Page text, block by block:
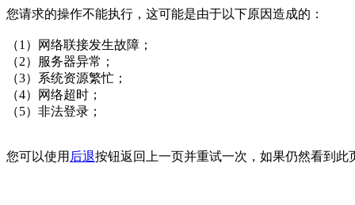
您请求的操作不能执行，这可能是由于以下原因造成的：
（1）网络联接发生故障；
（2）服务器异常；
（3）系统资源繁忙；
（4）网络超时；
（5）非法登录；
您可以使用 后退按钮返回上一页并重试一次，如果仍然看到此